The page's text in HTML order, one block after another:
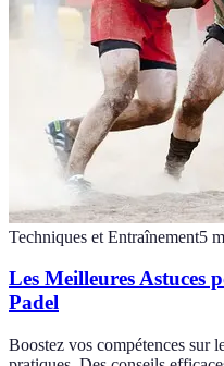
Techniques et Entraînement5
Les Meilleures Astuces
Padel
Boostez vos compétences sur